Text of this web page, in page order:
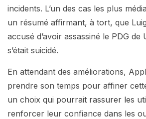
incidents. L’un des cas les plus
un résumé affirmant, à tort, que
accusé d’avoir assassiné le PDG
s’était suicidé.
En attendant des améliorations,
prendre son temps pour affiner
un choix qui pourrait rassurer les
renforcer leur confiance dans les